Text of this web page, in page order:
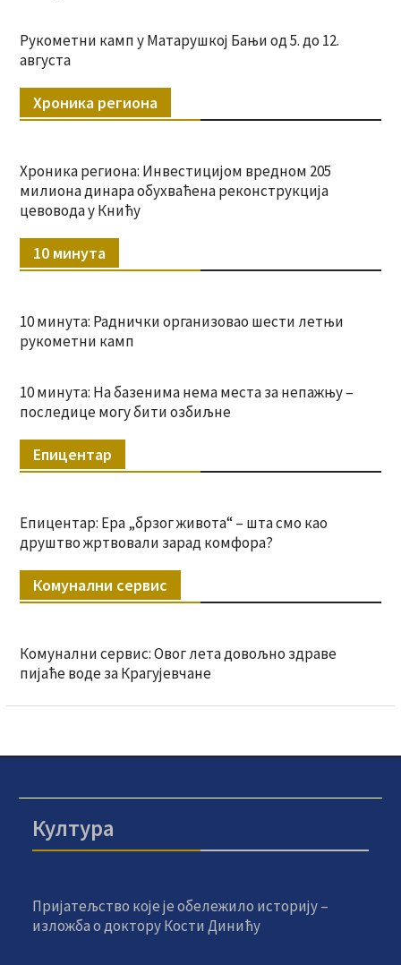
Рукометни камп у Матарушкој Бањи од 5. до 12.
августа
Хроника региона
Хроника региона: Инвестицијом вредном 205
милиона динара обухваћена реконструкција
цевовода у Книћу
10 минута
10 минута: Раднички организовао шести летњи
рукометни камп
10 минута: На базенима нема места за непажњу –
последице могу бити озбиљне
Епицентар
Епицентар: Ера „брзог живота“ – шта смо као
друштво жртвовали зарад комфора?
Комунални сервис
Комунални сервис: Овог лета довољно здраве
пијаће воде за Крагујевчане
Култура
Пријатељство које је обележило историју –
изложба о доктору Кости Динићу